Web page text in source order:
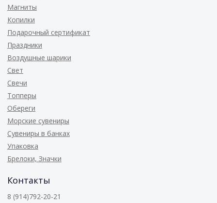
Магниты
Копилки
Подарочный сертификат
Праздники
Воздушные шарики
Свет
Свечи
Топперы
Обереги
Морские сувениры
Сувениры в банках
Упаковка
Брелоки, Значки
Контакты
8 (914)792-20-21